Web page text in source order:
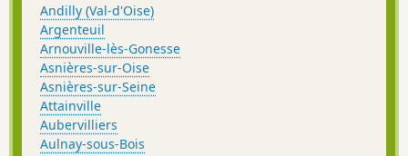
Andilly (Val-d'Oise)
Argenteuil
Arnouville-lès-Gonesse
Asnières-sur-Oise
Asnières-sur-Seine
Attainville
Aubervilliers
Aulnay-sous-Bois